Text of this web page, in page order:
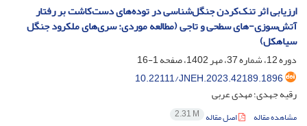
ارزیابی اثر تنک‌‌کردن جنگل‌‌شناسی در توده‌‌های دست‌‌‌‌کاشت بر رفتار
آتش‌‌سوزی-های سطحی و تاجی (مطالعه موردی: سری‌‌های ملکرود جنگل
سیاهکل)
دوره 12، شماره 37، مهر 1402، صفحه
1-16
10.22111/JNEH.2023.42189.1896
رقیه جهدی؛ مهدی عربی
مشاهده مقاله اصل مقاله 2.31 M